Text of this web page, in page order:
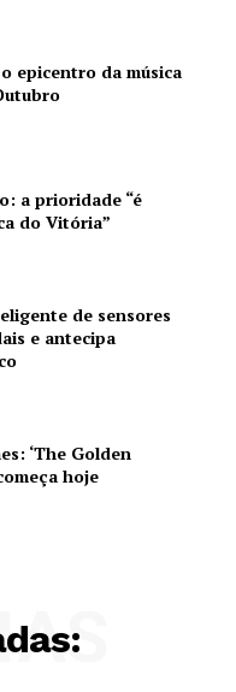
epicentro da música
a prioridade “é
do Vitória”
de sensores
e antecipa
‘The Golden
hoje